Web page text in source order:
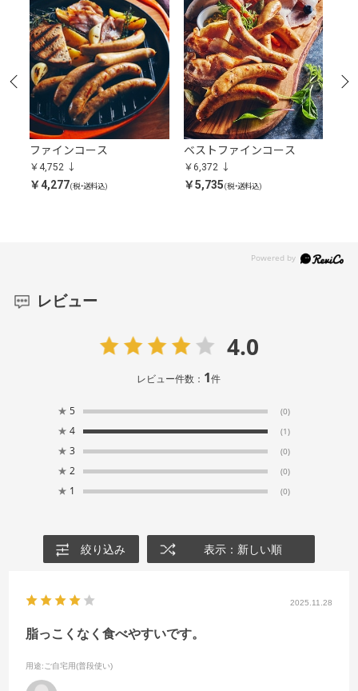
ファインコース
￥4,752
￥4,277(税・送料込)
ベストファインコース
￥6,372
￥5,735(税・送料込)
レビュー
4.0
レビュー件数： 1件
★ 5 (0)
★ 4 (1)
★ 3 (0)
★ 2 (0)
★ 1 (0)
絞り込み 表示：新しい順
2025.11.28
脂っこくなく食べやすいです。
用途:ご自宅用(普段使い)